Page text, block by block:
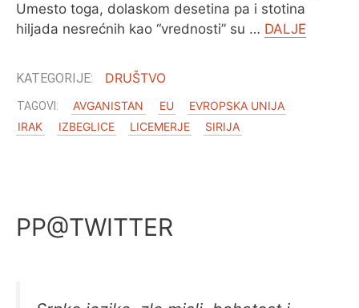
Umesto toga, dolaskom desetina pa i stotina
hiljada nesrećnih kao “vrednosti” su … DALJE
DRUŠTVO
AVGANISTAN EU
EVROPSKA UNIJA
IRAK
IZBEGLICE LICEMERJE SIRIJA
PP@TWITTER